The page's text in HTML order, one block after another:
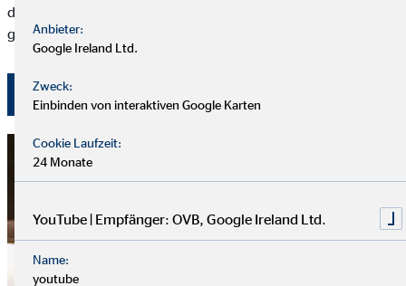
die aktuellen Entwicklungen und den Erfolg des Projekts. Hier
geht es zu unserer Spendenaktion »YO(U)nited we care«.
Anbieter:
Google Ireland Ltd.
Zweck:
Einbinden von interaktiven Google Karten
Cookie Laufzeit:
24 Monate
YouTube | Empfänger: OVB, Google Ireland Ltd.
Name:
youtube